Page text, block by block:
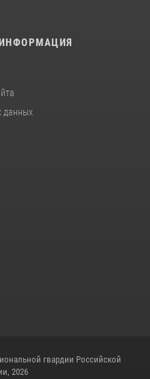
данных
гвардии Российской
2026